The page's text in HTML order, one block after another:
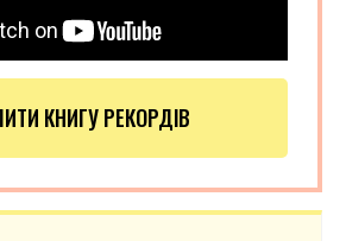
КНИГУ РЕКОРДІВ